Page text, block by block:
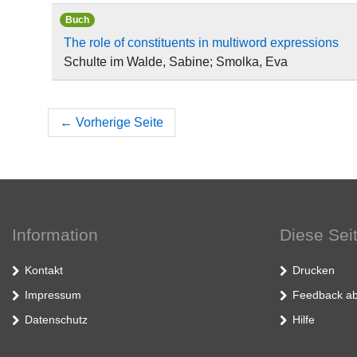
Buch
The role of constituents in multiword expressions
Schulte im Walde, Sabine; Smolka, Eva
← Vorherige Seite
Information
Kontakt
Impressum
Datenschutz
Diese
Drucken
Feedback
Hilfe